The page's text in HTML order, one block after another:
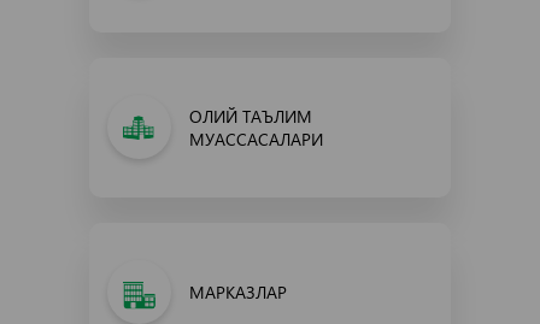
ОЛИЙ ТАЪЛИМ
МУАССАСАЛАРИ
МАРКАЗЛАР